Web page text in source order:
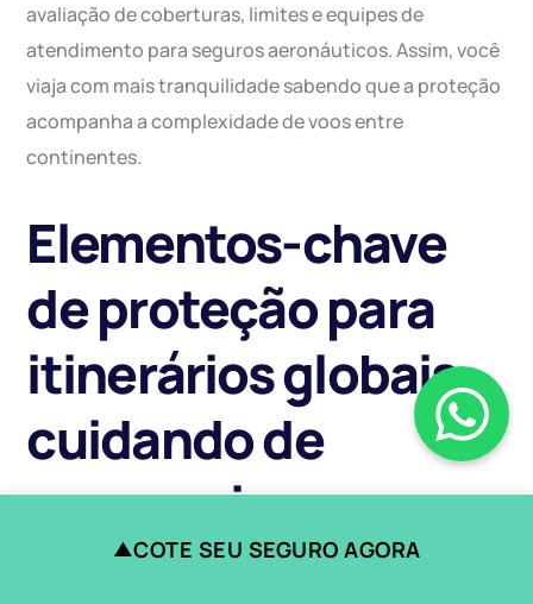
avaliação de coberturas, limites e equipes de
atendimento para seguros aeronáuticos. Assim, você
viaja com mais tranquilidade sabendo que a proteção
acompanha a complexidade de voos entre
continentes.
Elementos-chave
de proteção para
itinerários globais:
cuidando de
passageiros,
equipes e carga
▲COTE SEU SEGURO AGORA